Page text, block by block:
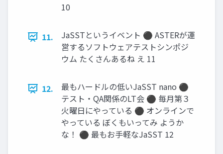
10
11.
JaSSTというイベント ⚫ ASTERが運
営するソフトウェアテストシンポジ
ウム たくさんあるね え 11
12.
最もハードルの低いJaSST nano ⚫
テスト・QA関係のLT会 ⚫ 毎月第３
火曜日にやっている ⚫ オンラインで
やっている ぼくもいってみ ようか
な！ ⚫ 最もお手軽なJaSST 12